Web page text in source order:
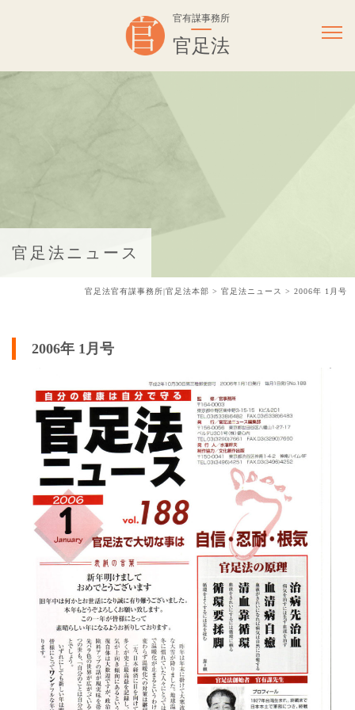
官有謀事務所
官足法
官足法ニュース
官足法官有謀事務所|官足法本部 > 官足法ニュース > 2006年 1月号
2006年 1月号